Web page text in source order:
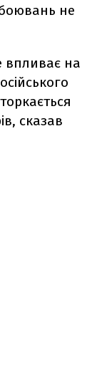
не
впливає на
сказав